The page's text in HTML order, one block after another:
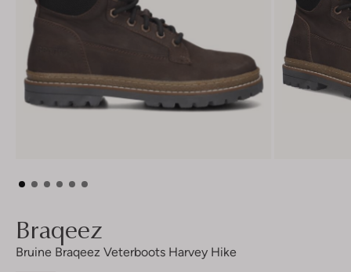
Braqeez
Bruine Braqeez Veterboots Harvey Hike